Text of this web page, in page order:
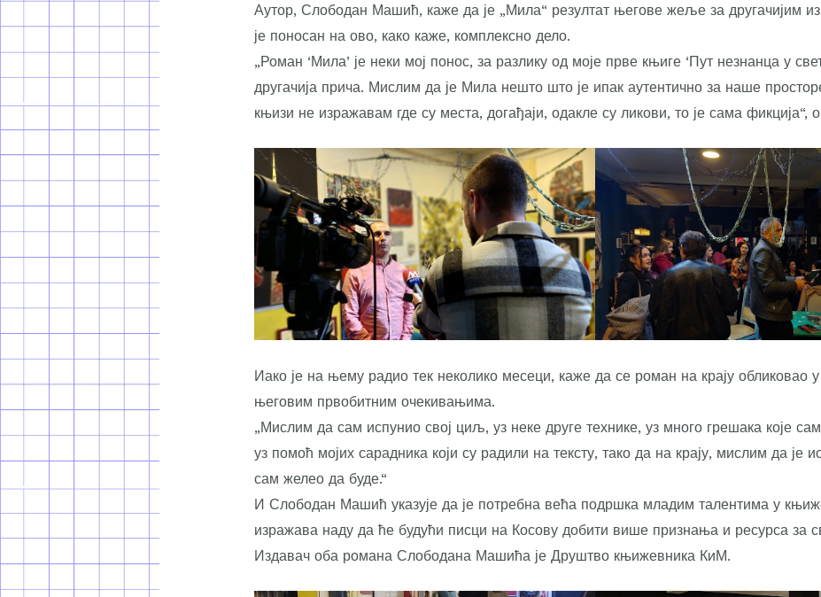
Аутор, Слободан Машић, каже да је „Мила“ резултат његове жеље за другачијим
је поносан на ово, како каже, комплексно дело.
„Роман ‘Мила’ је неки мој понос, за разлику од моје прве књиге ‘Пут незнанца у
другачија прича. Мислим да је Мила нешто што је ипак аутентично за наше
књизи не изражавам где су места, догађаји, одакле су ликови, то је сама фикција“,
Иако је на њему радио тек неколико месеци, каже да се роман на крају обликовао у
његовим првобитним очекивањима.
„Мислим да сам испунио свој циљ, уз неке друге технике, уз много грешака које
уз помоћ мојих сарадника који су радили на тексту, тако да на крају, мислим да је
сам желео да буде.“
И Слободан Машић указује да је потребна већа подршка младим талентима у
изражава наду да ће будући писци на Косову добити више признања и ресурса за
Издавач оба романа Слободана Машића је Друштво књижевника КиМ.